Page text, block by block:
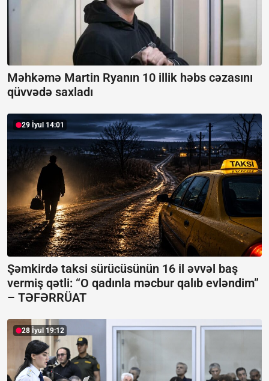
Məhkəmə Martin Ryanın 10 illik həbs cəzasını
qüvvədə saxladı
29 İyul 14:01
Şəmkirdə taksi sürücüsünün 16 il əvvəl baş
vermiş qətli: “O qadınla məcbur qalıb evləndim”
– TƏFƏRRÜAT
28 İyul 19:12